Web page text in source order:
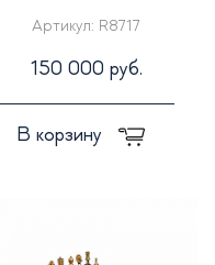
Артикул: R8717
150 000 руб.
В корзину